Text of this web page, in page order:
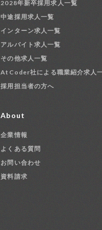
2028年新卒採用求人一覧
中途採用求人一覧
インターン求人一覧
アルバイト求人一覧
その他求人一覧
AtCoder社による職業紹介求人
採用担当者の方へ
About
企業情報
よくある質問
お問い合わせ
資料請求